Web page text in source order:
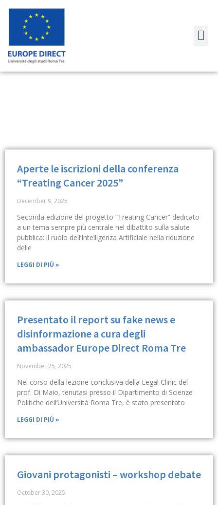
Aperte le iscrizioni della conferenza
“Treating Cancer 2025”
December 9, 2025
Seconda edizione del progetto “Treating Cancer” dedicato
a un tema sempre più centrale nel dibattito sulla salute
pubblica: il ruolo dell’Intelligenza Artificiale nella riduzione
delle
LEGGI DI PIÙ »
Presentato il report su fake news e
disinformazione a cura degli
ambassador Europe Direct Roma Tre
November 25, 2025
Nel corso della lezione conclusiva della Legal Clinic del
prof. Di Maio, tenutasi presso il Dipartimento di Scienze
Politiche dell’Università Roma Tre, è stato presentato
LEGGI DI PIÙ »
Giovani protagonisti – workshop debate
October 30, 2025